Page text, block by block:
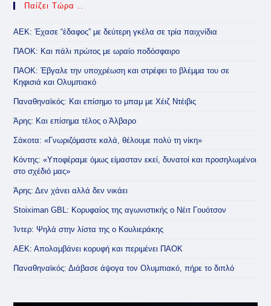
Παίζει Τώρα ..
ΑΕΚ: Έχασε “έδαφος” με δεύτερη γκέλα σε τρία παιχνίδια
ΠΑΟΚ: Και πάλι πρώτος με ωραίο ποδόσφαιρο
ΠΑΟΚ: Έβγαλε την υποχρέωση και στρέφει το βλέμμα του σε
Κηφισιά και Ολυμπιακό
Παναθηναϊκός: Και επίσημο το μπαμ με Χέιζ Ντέιβις
Άρης: Και επίσημα τέλος ο Άλβαρο
Σάκοτα: «Γνωριζόμαστε καλά, θέλουμε πολύ τη νίκη»
Κόντης: «Υποφέραμε όμως είμασταν εκεί, δυνατοί και προσηλωμένοι
στο σχέδιό μας»
Άρης: Δεν χάνει αλλά δεν νικάει
Stoiximan GBL: Κορυφαίος της αγωνιστικής ο Νέιτ Γουότσον
Ίντερ: Ψηλά στην λίστα της ο Κουλιεράκης
ΑΕΚ: Απολαμβάνει κορυφή και περιμένει ΠΑΟΚ
Παναθηναϊκός: Διάβασε άψογα τον Ολυμπιακό, πήρε το διπλό